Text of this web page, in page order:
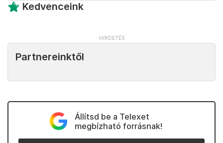
Kedvenceink
Partnereinktől
Állítsd be a Telexet
megbízható forrásnak!